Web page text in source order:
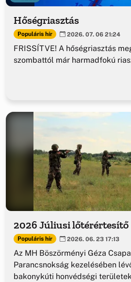
Hőségriasztás
Populáris hír 2026. 07. 06 21:24
FRISSÍTVE! A hőségriasztás
szombattól már harmadfokú
2026 Júliusi lőtérértesítő
Populáris hír 2026. 06. 23 17:13
Az MH Böszörményi Géza
Parancsnokság kezelésében
bakonykúti honvédségi